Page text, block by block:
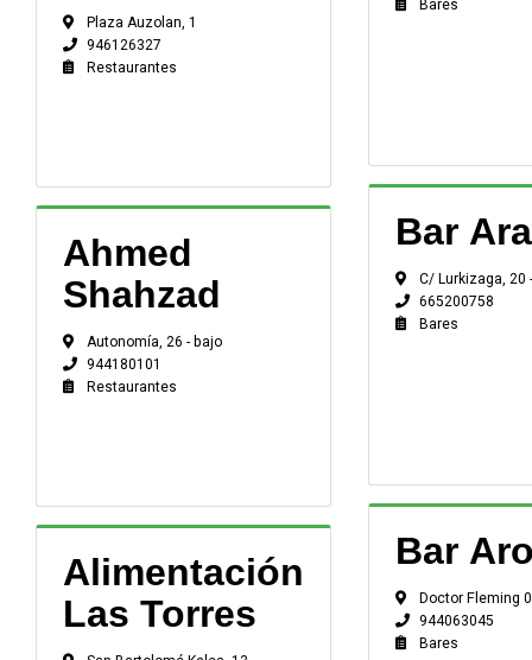
Plaza Auzolan, 1
946126327
Restaurantes
Ahmed
Shahzad
Autonomía, 26 - bajo
944180101
Restaurantes
Alimentación
Las Torres
Bar
C/ Lurkizaga, 20
665200758
Bares
Bar
Doctor Fleming
944063045
Bares